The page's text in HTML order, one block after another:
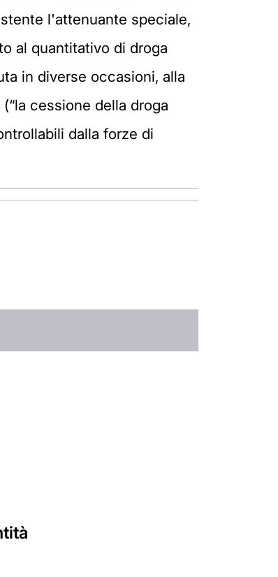
l'attenuante speciale,
al quantitativo di droga
in diverse occasioni, alla
cessione della droga
dalla forze di